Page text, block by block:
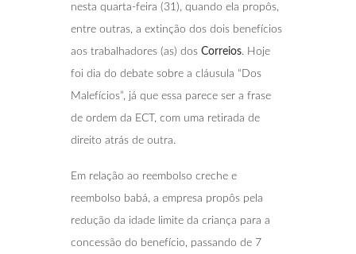
nesta quarta-feira (31), quando ela propôs,
entre outras, a extinção dos dois benefícios
aos trabalhadores (as) dos Correios. Hoje
foi dia do debate sobre a cláusula “Dos
Malefícios”, já que essa parece ser a frase
de ordem da ECT, com uma retirada de
direito atrás de outra.
Em relação ao reembolso creche e
reembolso babá, a empresa propôs pela
redução da idade limite da criança para a
concessão do benefício, passando de 7